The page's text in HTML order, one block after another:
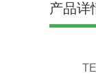
产品详